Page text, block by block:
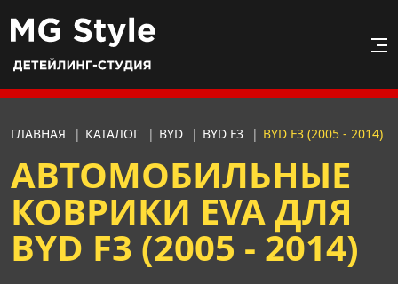
ГЛАВНАЯ | КАТАЛОГ | BYD | BYD F3 | BYD F3 (2005 - 2014)
АВТОМОБИЛЬНЫЕ
КОВРИКИ EVA ДЛЯ
BYD F3 (2005 - 2014)